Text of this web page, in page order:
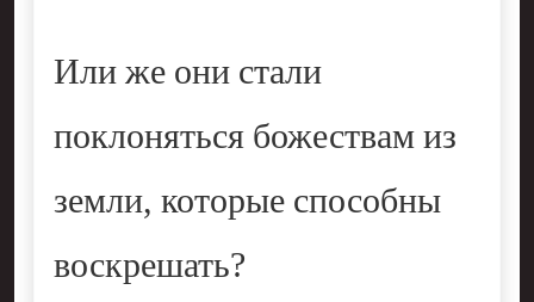
Или же они стали
поклоняться божествам из
земли, которые способны
воскрешать?